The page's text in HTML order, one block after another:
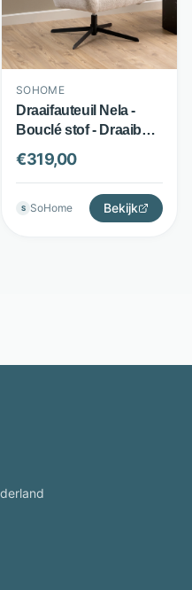
SOHOME
Draaifauteuil Nela -
Bouclé stof - Draaibaar
met stervoet - Beige -
Sohome
€319,00
S SoHome Bekijk